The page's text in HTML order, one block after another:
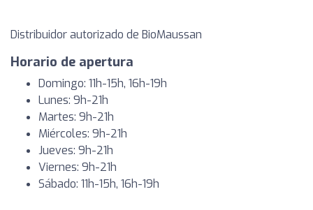
Distribuidor autorizado de BioMaussan
Horario de apertura
Domingo: 11h-15h, 16h-19h
Lunes: 9h-21h
Martes: 9h-21h
Miércoles: 9h-21h
Jueves: 9h-21h
Viernes: 9h-21h
Sábado: 11h-15h, 16h-19h